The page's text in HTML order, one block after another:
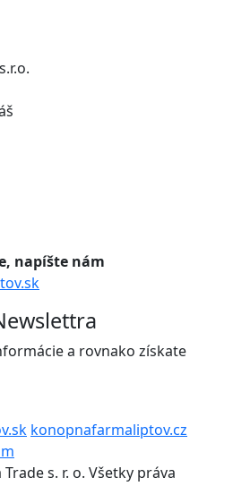
napíšte nám
a rovnako získate
konopnafarmaliptov.cz
s. r. o. Všetky práva